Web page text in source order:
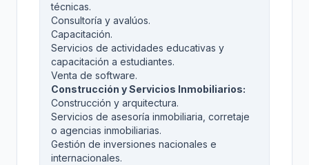
técnicas.
Consultoría y avalúos.
Capacitación.
Servicios de actividades educativas y
capacitación a estudiantes.
Venta de software.
Construcción y Servicios Inmobiliarios:
Construcción y arquitectura.
Servicios de asesoría inmobiliaria, corretaje
o agencias inmobiliarias.
Gestión de inversiones nacionales e
internacionales.